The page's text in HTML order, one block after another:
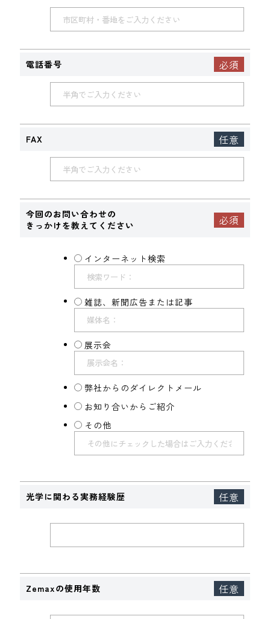
電話番号
FAX
今回のお問い合わせの
きっかけを教えてください
インターネット検索
雑誌、新聞広告または記事
展示会
弊社からのダイレクトメール
お知り合いからご紹介
その他
光学に関わる実務経験歴
Zemaxの使用年数